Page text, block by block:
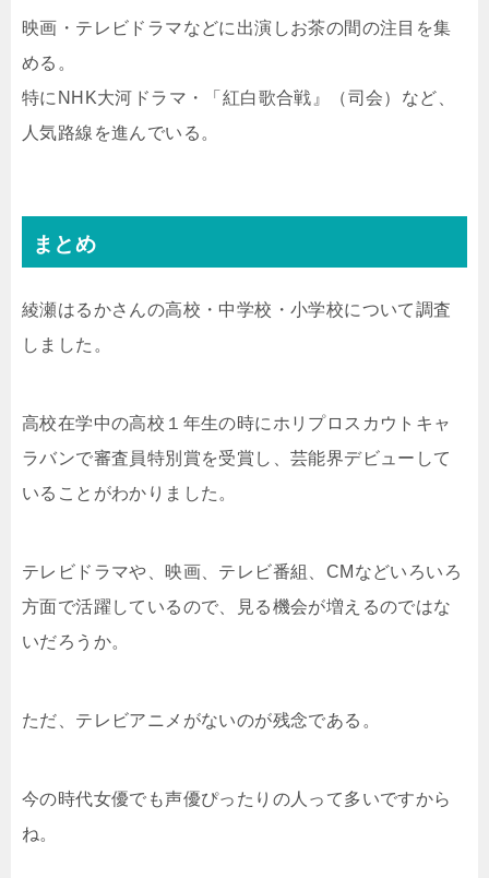
映画・テレビドラマなどに出演しお茶の間の注目を集
める。
特にNHK大河ドラマ・「紅白歌合戦』（司会）など、
人気路線を進んでいる。
まとめ
綾瀬はるかさんの高校・中学校・小学校について調査
しました。
高校在学中の高校１年生の時にホリプロスカウトキャ
ラバンで審査員特別賞を受賞し、芸能界デビューして
いることがわかりました。
テレビドラマや、映画、テレビ番組、CMなどいろいろ
方面で活躍しているので、見る機会が増えるのではな
いだろうか。
ただ、テレビアニメがないのが残念である。
今の時代女優でも声優ぴったりの人って多いですから
ね。